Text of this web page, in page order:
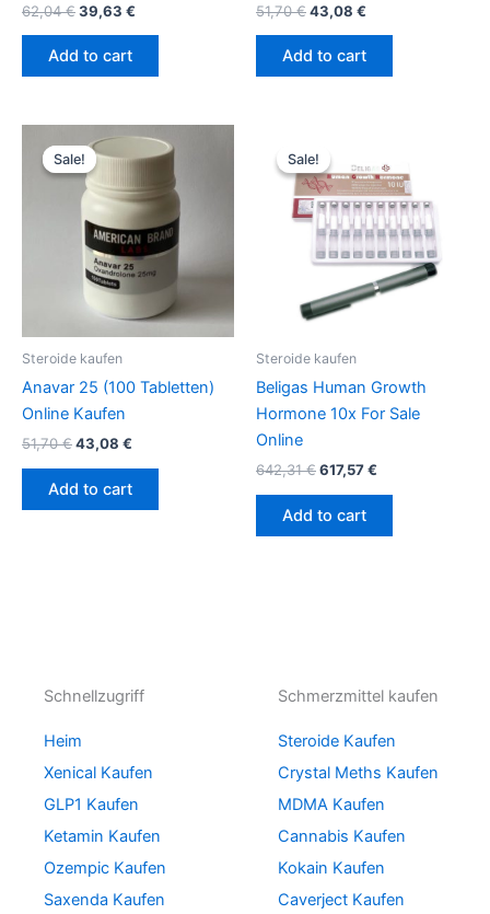
62,04€39,63 €
Add to cart
51,70€43,08 €
Add to cart
Sale!
Sale!
Steroide kaufen
Anavar 25 (100 Tabletten)
Online Kaufen
51,70€
price
was:
51,70 €.
43,08 €
price
43,08 €.
Add to cart
Sale!
Sale!
Steroide kaufen
Beligas Human Growth
Hormone 10x For Sale
Online
642,31€
was:
642,31 €.
617,57€
is:
617,57 €.
Add to cart
Schnellzugriff
Heim
Xenical Kaufen
GLP1 Kaufen
Ketamin Kaufen
Ozempic Kaufen
Saxenda Kaufen
Schmerzmittel kaufen
Steroide Kaufen
Crystal Meths Kaufen
MDMA Kaufen
Cannabis Kaufen
Kokain Kaufen
Caverject Kaufen